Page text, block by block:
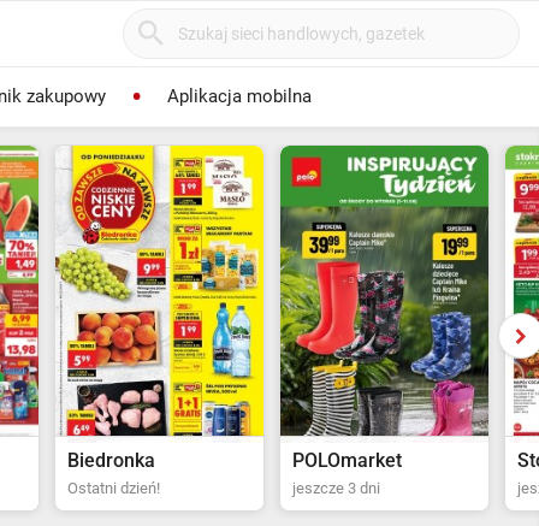
zakupowy Aplikacja mobilna
POLOmarket
jeszcze 3 dni jeszcze 4 dni za